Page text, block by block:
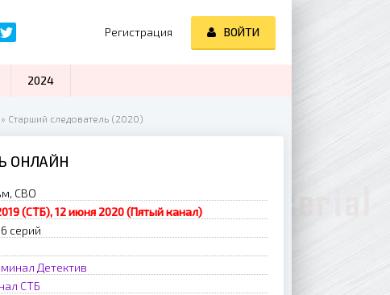
» Старший следователь (2020)
ОНЛАЙН
СВО
(СТБ), 12 июня 2020 (Пятый канал)
серий
Детектив
СТБ
Регистрация ВОЙТИ
2024